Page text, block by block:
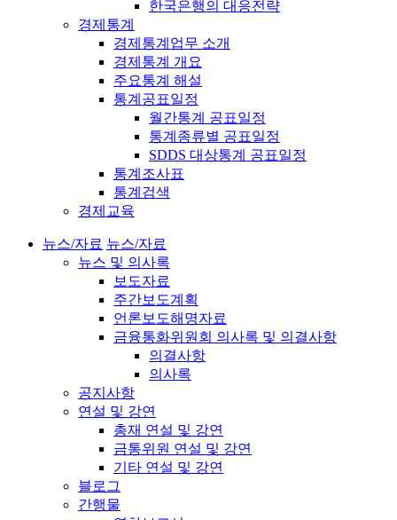
한국은행의 대응전략
경제통계
경제통계업무 소개
경제통계 개요
주요통계 해설
통계공표일정
월간통계 공표일정
통계종류별 공표일정
SDDS 대상통계 공표일정
통계조사표
통계검색
경제교육
뉴스/자료 뉴스/자료
뉴스 및 의사록
보도자료
주간보도계획
언론보도해명자료
금융통화위원회 의사록 및 의결사항
의결사항
의사록
공지사항
연설 및 강연
총재 연설 및 강연
금통위원 연설 및 강연
기타 연설 및 강연
블로그
간행물